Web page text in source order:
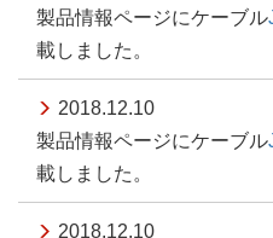
製品情報ページにケーブル
載しました。
2018.12.10
製品情報ページにケーブル
載しました。
2018.12.10